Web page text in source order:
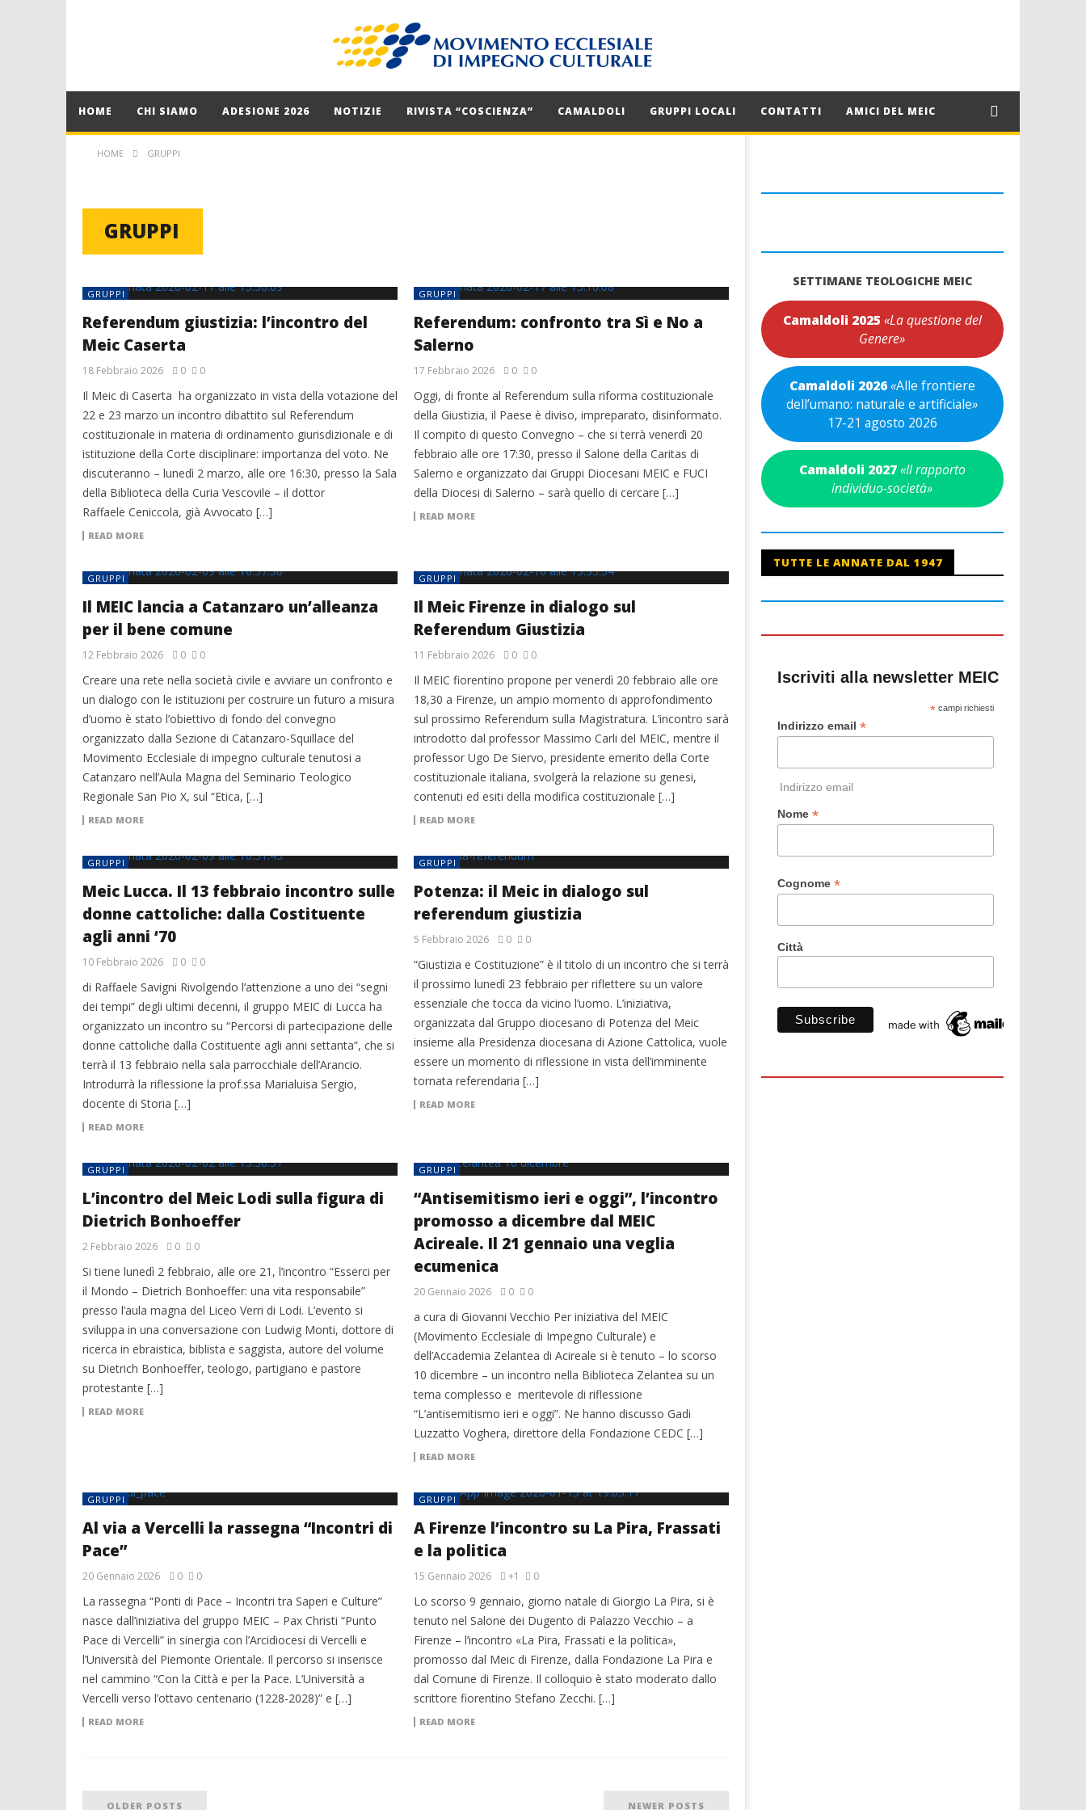
HOME CHI SIAMO ADESIONE 2026 NOTIZIE RIVISTA “COSCIENZA” CAMALDOLI GRUPPI LOCALI CONTATTI AMICI DEL MEIC
HOME GRUPPI
GRUPPI
GRUPPI
Referendum giustizia: l’incontro del
Meic Caserta
18 Febbraio 2026 0 0
Il Meic di Caserta ha organizzato in vista della votazione del
22 e 23 marzo un incontro dibattito sul Referendum
costituzionale in materia di ordinamento giurisdizionale e di
istituzione della Corte disciplinare: importanza del voto. Ne
discuteranno – lunedì 2 marzo, alle ore 16:30, presso la Sala
della Biblioteca della Curia Vescovile – il dottor
Raffaele Ceniccola, già Avvocato […]
READ MORE
GRUPPI
Referendum: confronto tra Sì e No a
Salerno
17 Febbraio 2026 0 0
Oggi, di fronte al Referendum sulla riforma costituzionale
della Giustizia, il Paese è diviso, impreparato, disinformato.
Il compito di questo Convegno – che si terrà venerdì 20
febbraio alle ore 17:30, presso il Salone della Caritas di
Salerno e organizzato dai Gruppi Diocesani MEIC e FUCI
della Diocesi di Salerno – sarà quello di cercare […]
READ MORE
GRUPPI
Il MEIC lancia a Catanzaro un’alleanza
per il bene comune
12 Febbraio 2026 0 0
Creare una rete nella società civile e avviare un confronto e
un dialogo con le istituzioni per costruire un futuro a misura
d’uomo è stato l’obiettivo di fondo del convegno
organizzato dalla Sezione di Catanzaro-Squillace del
Movimento Ecclesiale di impegno culturale tenutosi a
Catanzaro nell’Aula Magna del Seminario Teologico
Regionale San Pio X, sul “Etica, […]
READ MORE
GRUPPI
Il Meic Firenze in dialogo sul
Referendum Giustizia
11 Febbraio 2026 0 0
Il MEIC fiorentino propone per venerdì 20 febbraio alle ore
18,30 a Firenze, un ampio momento di approfondimento
sul prossimo Referendum sulla Magistratura. L’incontro sarà
introdotto dal professor Massimo Carli del MEIC, mentre il
professor Ugo De Siervo, presidente emerito della Corte
costituzionale italiana, svolgerà la relazione su genesi,
contenuti ed esiti della modifica costituzionale […]
READ MORE
GRUPPI
Meic Lucca. Il 13 febbraio incontro sulle
donne cattoliche: dalla Costituente
agli anni ‘70
10 Febbraio 2026 0 0
di Raffaele Savigni Rivolgendo l’attenzione a uno dei “segni
dei tempi” degli ultimi decenni, il gruppo MEIC di Lucca ha
organizzato un incontro su “Percorsi di partecipazione delle
donne cattoliche dalla Costituente agli anni settanta”, che si
terrà il 13 febbraio nella sala parrocchiale dell’Arancio.
Introdurrà la riflessione la prof.ssa Marialuisa Sergio,
docente di Storia […]
READ MORE
GRUPPI
Potenza: il Meic in dialogo sul
referendum giustizia
5 Febbraio 2026 0 0
“Giustizia e Costituzione” è il titolo di un incontro che si terrà
il prossimo lunedì 23 febbraio per riflettere su un valore
essenziale che tocca da vicino l’uomo. L’iniziativa,
organizzata dal Gruppo diocesano di Potenza del Meic
insieme alla Presidenza diocesana di Azione Cattolica, vuole
essere un momento di riflessione in vista dell’imminente
tornata referendaria […]
READ MORE
GRUPPI
L’incontro del Meic Lodi sulla figura di
Dietrich Bonhoeffer
2 Febbraio 2026 0 0
Si tiene lunedì 2 febbraio, alle ore 21, l’incontro “Esserci per
il Mondo – Dietrich Bonhoeffer: una vita responsabile”
presso l’aula magna del Liceo Verri di Lodi. L’evento si
sviluppa in una conversazione con Ludwig Monti, dottore di
ricerca in ebraistica, biblista e saggista, autore del volume
su Dietrich Bonhoeffer, teologo, partigiano e pastore
protestante […]
READ MORE
GRUPPI
“Antisemitismo ieri e oggi”, l’incontro
promosso a dicembre dal MEIC
Acireale. Il 21 gennaio una veglia
ecumenica
20 Gennaio 2026 0 0
a cura di Giovanni Vecchio Per iniziativa del MEIC
(Movimento Ecclesiale di Impegno Culturale) e
dell’Accademia Zelantea di Acireale si è tenuto – lo scorso
10 dicembre – un incontro nella Biblioteca Zelantea su un
tema complesso e meritevole di riflessione
“L’antisemitismo ieri e oggi”. Ne hanno discusso Gadi
Luzzatto Voghera, direttore della Fondazione CEDC […]
READ MORE
GRUPPI
Al via a Vercelli la rassegna “Incontri di
Pace”
20 Gennaio 2026 0 0
La rassegna “Ponti di Pace – Incontri tra Saperi e Culture”
nasce dall’iniziativa del gruppo MEIC – Pax Christi “Punto
Pace di Vercelli” in sinergia con l’Arcidiocesi di Vercelli e
l’Università del Piemonte Orientale. Il percorso si inserisce
nel cammino “Con la Città e per la Pace. L’Università a
Vercelli verso l’ottavo centenario (1228-2028)” e […]
READ MORE
GRUPPI
A Firenze l’incontro su La Pira, Frassati
e la politica
15 Gennaio 2026 +1 0
Lo scorso 9 gennaio, giorno natale di Giorgio La Pira, si è
tenuto nel Salone dei Dugento di Palazzo Vecchio – a
Firenze – l’incontro «La Pira, Frassati e la politica»,
promosso dal Meic di Firenze, dalla Fondazione La Pira e
dal Comune di Firenze. Il colloquio è stato moderato dallo
scrittore fiorentino Stefano Zecchi. […]
READ MORE
OLDER POSTS NEWER POSTS
SETTIMANE TEOLOGICHE MEIC
Camaldoli 2025 «La questione del
Genere»
Camaldoli 2026«Alle frontiere
dell’umano: naturale e artificiale»
17-21 agosto 2026
Camaldoli 2027 «Il rapporto
individuo-società»
TUTTE LE ANNATE DAL 1947
Iscriviti alla newsletter MEIC
* campi richiesti
Indirizzo email *
Indirizzo email
Nome *
Cognome *
Città